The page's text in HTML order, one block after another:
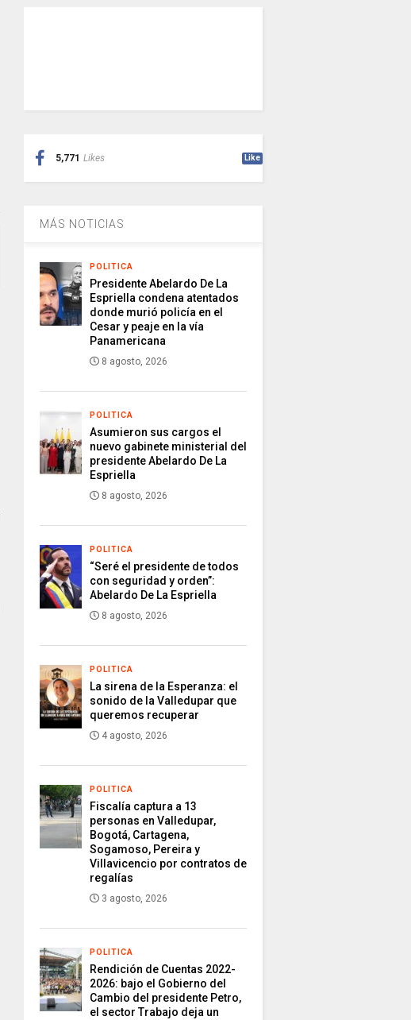
5,771 Likes Like
MÁS NOTICIAS
POLITICA
Presidente Abelardo De La
Espriella condena atentados
donde murió policía en el
Cesar y peaje en la vía
Panamericana
8 agosto, 2026
POLITICA
Asumieron sus cargos el
nuevo gabinete ministerial del
presidente Abelardo De La
Espriella
8 agosto, 2026
POLITICA
“Seré el presidente de todos
con seguridad y orden”:
Abelardo De La Espriella
8 agosto, 2026
POLITICA
La sirena de la Esperanza: el
sonido de la Valledupar que
queremos recuperar
4 agosto, 2026
POLITICA
Fiscalía captura a 13
personas en Valledupar,
Bogotá, Cartagena,
Sogamoso, Pereira y
Villavicencio por contratos de
regalías
3 agosto, 2026
POLITICA
Rendición de Cuentas 2022-
2026: bajo el Gobierno del
Cambio del presidente Petro,
el sector Trabajo deja un